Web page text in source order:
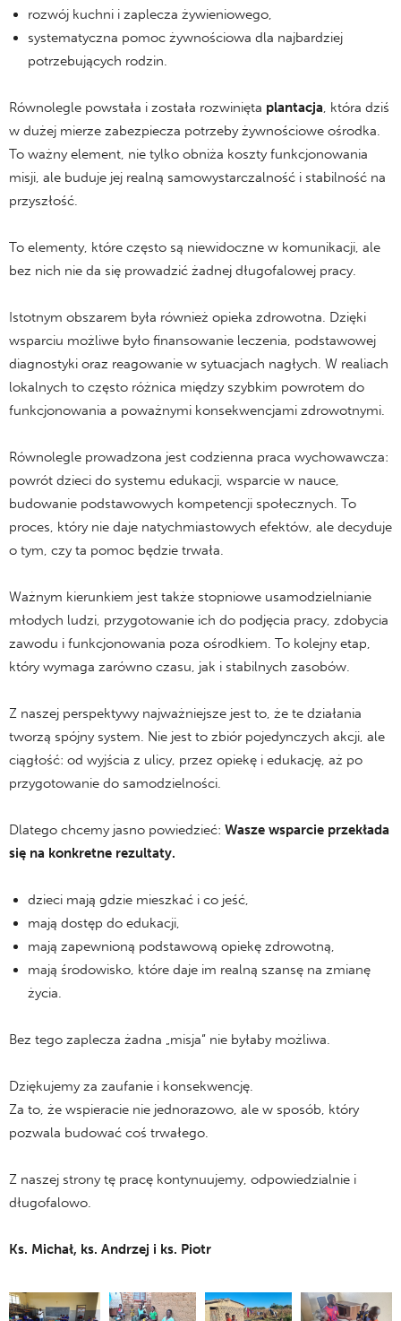
rozwój kuchni i zaplecza żywieniowego,
systematyczna pomoc żywnościowa dla najbardziej
potrzebujących rodzin.
Równolegle powstała i została rozwinięta plantacja, która dziś
w dużej mierze zabezpiecza potrzeby żywnościowe ośrodka.
To ważny element, nie tylko obniża koszty funkcjonowania
misji, ale buduje jej realną samowystarczalność i stabilność na
przyszłość.
To elementy, które często są niewidoczne w komunikacji, ale
bez nich nie da się prowadzić żadnej długofalowej pracy.
Istotnym obszarem była również opieka zdrowotna. Dzięki
wsparciu możliwe było finansowanie leczenia, podstawowej
diagnostyki oraz reagowanie w sytuacjach nagłych. W realiach
lokalnych to często różnica między szybkim powrotem do
funkcjonowania a poważnymi konsekwencjami zdrowotnymi.
Równolegle prowadzona jest codzienna praca wychowawcza:
powrót dzieci do systemu edukacji, wsparcie w nauce,
budowanie podstawowych kompetencji społecznych. To
proces, który nie daje natychmiastowych efektów, ale decyduje
o tym, czy ta pomoc będzie trwała.
Ważnym kierunkiem jest także stopniowe usamodzielnianie
młodych ludzi, przygotowanie ich do podjęcia pracy, zdobycia
zawodu i funkcjonowania poza ośrodkiem. To kolejny etap,
który wymaga zarówno czasu, jak i stabilnych zasobów.
Z naszej perspektywy najważniejsze jest to, że te działania
tworzą spójny system. Nie jest to zbiór pojedynczych akcji, ale
ciągłość: od wyjścia z ulicy, przez opiekę i edukację, aż po
przygotowanie do samodzielności.
Dlatego chcemy jasno powiedzieć: Wasze wsparcie przekłada
się na konkretne rezultaty.
dzieci mają gdzie mieszkać i co jeść,
mają dostęp do edukacji,
mają zapewnioną podstawową opiekę zdrowotną,
mają środowisko, które daje im realną szansę na zmianę
życia.
Bez tego zaplecza żadna „misja” nie byłaby możliwa.
Dziękujemy za zaufanie i konsekwencję.
Za to, że wspieracie nie jednorazowo, ale w sposób, który
pozwala budować coś trwałego.
Z naszej strony tę pracę kontynuujemy, odpowiedzialnie i
długofalowo.
Ks. Michał, ks. Andrzej i ks. Piotr